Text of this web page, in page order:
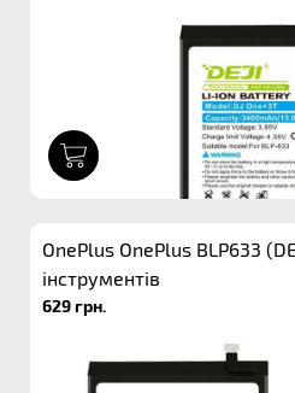
OnePlus OnePlus BLP633
інструментів
629 грн.